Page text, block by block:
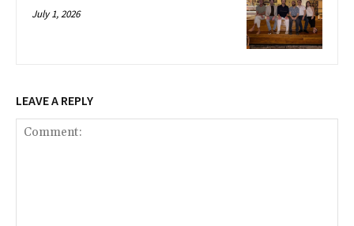
July 1, 2026
LEAVE A REPLY